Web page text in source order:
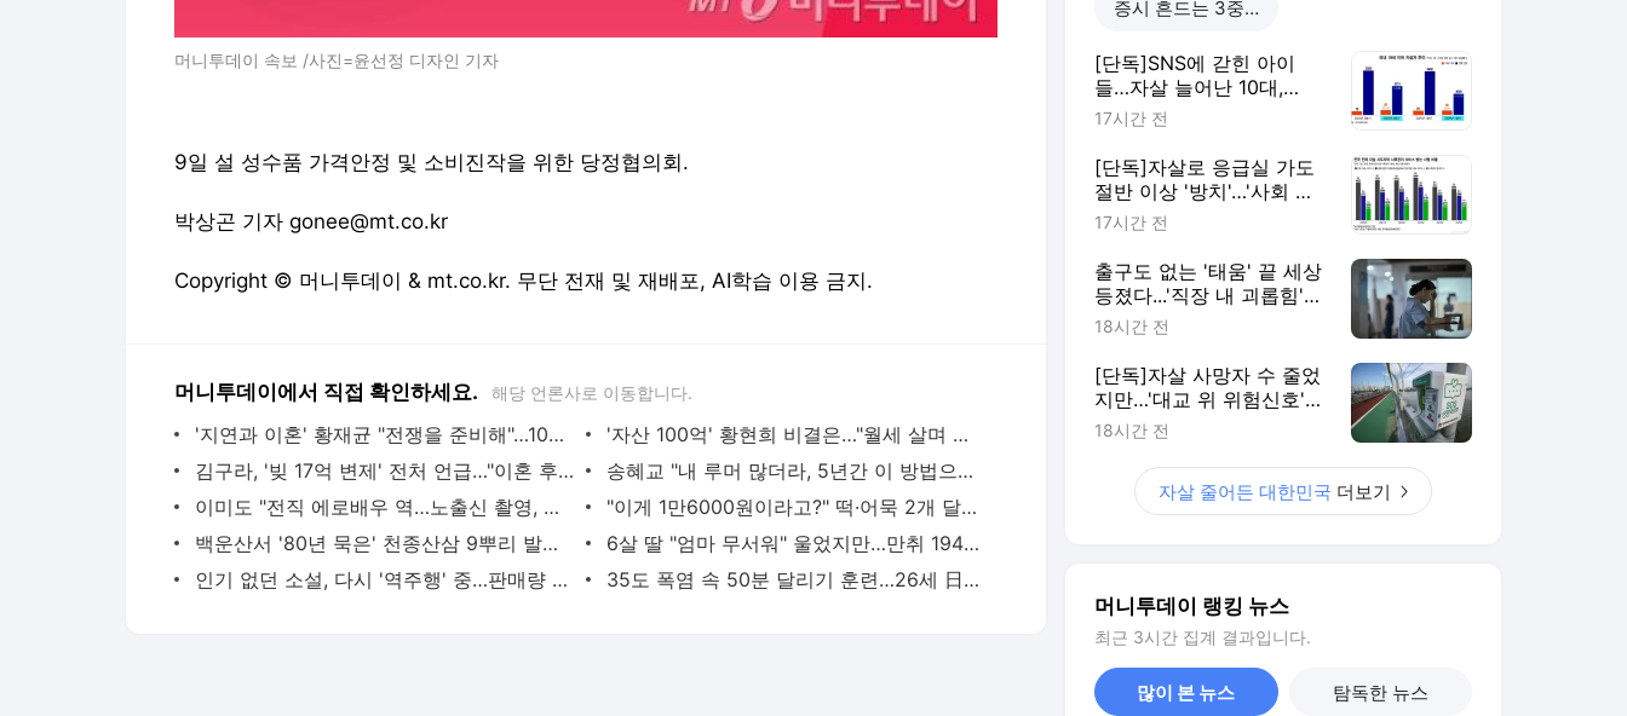
머니투데이 속보 /사진=윤선정 디자인 기자
9일 설 성수품 가격안정 및 소비진작을 위한 당정협의회.
박상곤 기자 gonee@mt.co.kr
Copyright © 머니투데이 & mt.co.kr. 무단 전재 및 재배포, AI학습 이용 금지.
머니투데이에서 직접 확인하세요. 해당 언론사로 이동합니다.
'지연과 이혼' 황재균 "전쟁을 준비해"…10개월만 올린 글, 무슨 뜻? - 머니투데이
'자산 100억' 황현희 비결은…"월세 살며 첫 투자, 대출도 없어" - 머니투데이
김구라, '빚 17억 변제' 전처 언급…"이혼 후 내 계좌로 시주 유지" - 머니투데이
송혜교 "내 루머 많더라, 5년간 이 방법으로 수행" 심경 고백 - 머니투데이
이미도 "전직 에로배우 역…노출신 촬영, 스태프 아무도 안 나가" - 머니투데이
"이게 1만6000원이라고?" 떡·어묵 2개 달랑...워터파크 바가지 논란 - 머니투데이
백운산서 '80년 묵은' 천종산삼 9뿌리 발견…1억 3000만원 평가 - 머니투데이
6살 딸 "엄마 무서워" 울었지만…만취 194㎞ 질주, 예비신랑 숨졌다 - 머니투데이
인기 없던 소설, 다시 '역주행' 중…판매량 2배 훌쩍, 서점가에 무슨일 - 머니투데이
35도 폭염 속 50분 달리기 훈련…26세 日럭비선수 사망 - 머니투데이
증시 흔드는 3중 쏠림
[단독]SNS에 갇힌 아이
들…자살 늘어난 10대,
40%가 '대인관계' 호소
17시간 전
[단독]자살로 응급실 가도
절반 이상 '방치'…'사회 안
전망' 재설계해야
17시간 전
출구도 없는 '태움' 끝 세상
등졌다...'직장 내 괴롭힘'
더 위험한 이유
18시간 전
[단독]자살 사망자 수 줄었
지만…'대교 위 위험신호'
늘었다
18시간 전
자살 줄어든 대한민국 더보기
머니투데이 랭킹 뉴스
최근 3시간 집계 결과입니다.
많이 본 뉴스 탐독한 뉴스